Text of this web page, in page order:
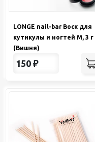
LONGE nail-bar Воск для
кутикулы и ногтей М, 3 г
(Вишня)
150 ₽